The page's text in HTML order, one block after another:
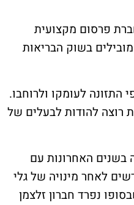
פרסום מקצועית
בשוק הבריאות
התזונה לעומקו ולרוחבו.
רוצה להודות לבעלים של
בשנים האחרונות עם
גורן גלעדי). לקראת סוף 2014 ומספר חודשים לאחר מינויה של גלי
נפרד חברון זלצמן